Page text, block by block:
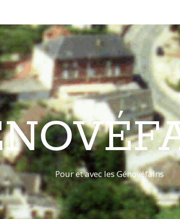
Pour et avec les Génovéfains